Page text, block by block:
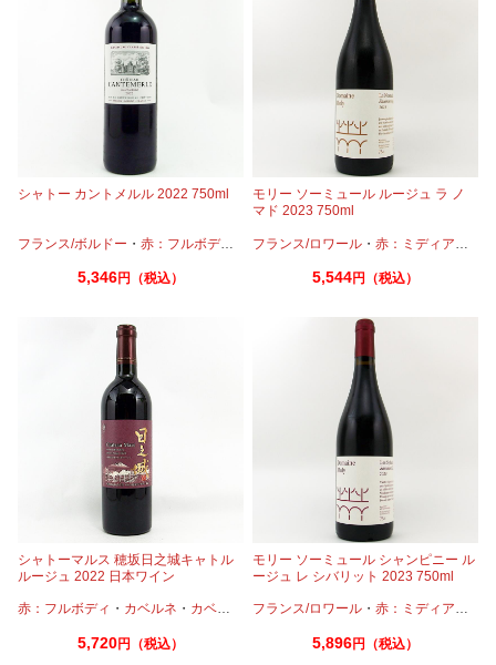
シャトー カントメルル 2022 750ml
フランス/ボルドー ・ 赤：フルボディ カベルネ・カベルネフラン・プティヴェ
5,346円（税込）
モリー ソーミュール ルージュ ラ ノ
マド 2023 750ml
フランス/ロワール ・赤：ミディアムボディ
5,544円（税込）
シャトーマルス 穂坂日之城キャトル
ルージュ 2022 日本ワイン
赤：フルボディ ・ カベルネ ・ カベルネフラン ・プティヴェルド ・ メルロー・
5,720円（税込）
モリー ソーミュール シャンピニー ル
ージュ レ シバリット 2023 750ml
フランス/ロワール ・赤：ミディアムボディ
5,896円（税込）